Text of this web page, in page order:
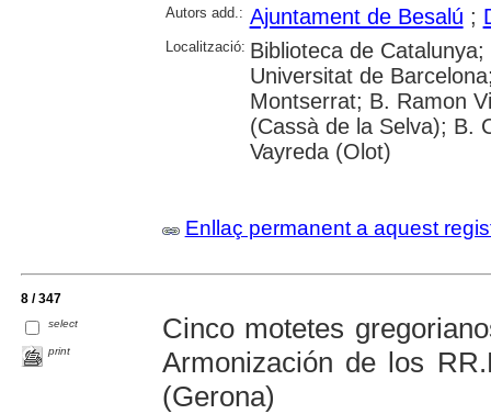
Autors add.: Ajuntament de Besalú ;
Localització: Biblioteca de
Universitat de
Montserrat; B. Ramon
(Cassà de la Selva); B.
Vayreda (Olot)
Enllaç permanent a aquest
8 / 347
select
print
Cinco motetes
Armonización de los
(Gerona)